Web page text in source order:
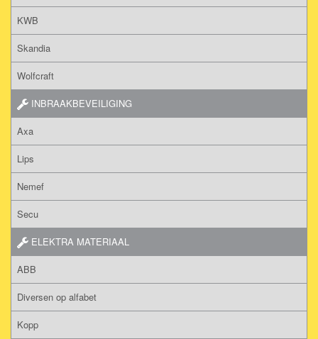
KWB
Skandia
Wolfcraft
INBRAAKBEVEILIGING
Axa
Lips
Nemef
Secu
ELEKTRA MATERIAAL
ABB
Diversen op alfabet
Kopp